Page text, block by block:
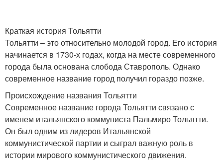
Краткая история Тольятти
Тольятти – это относительно молодой город. Его история
начинается в 1730-х годах, когда на месте современного
города была основана слобода Ставрополь. Однако
современное название город получил гораздо позже.
Происхождение названия Тольятти
Современное название города Тольятти связано с
именем итальянского коммуниста Пальмиро Тольятти.
Он был одним из лидеров Итальянской
коммунистической партии и сыграл важную роль в
истории мирового коммунистического движения.